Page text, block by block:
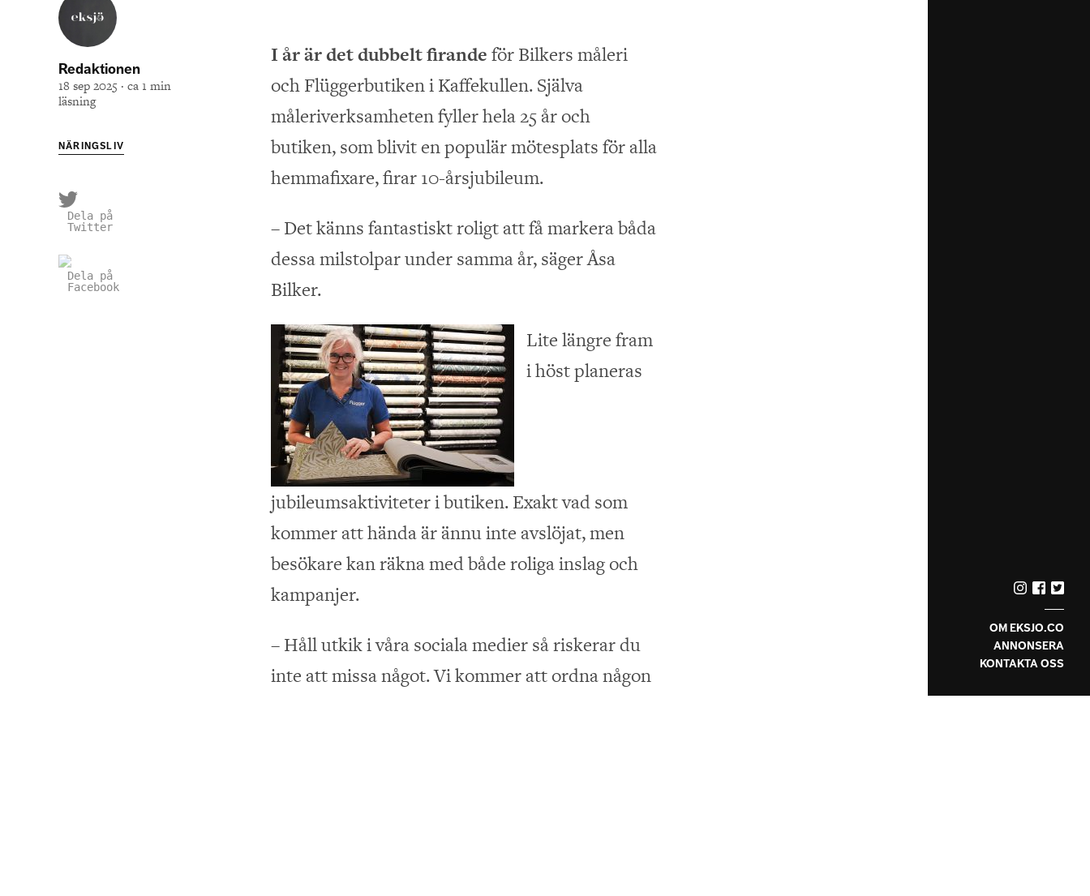
OM EKSJO.CO
ANNONSERA
KONTAKTA OSS
Redaktionen
18 sep 2025 · ca 1 min
läsning
NÄRINGSLIV
Dela på
Twitter
Dela på
Facebook
I år är det dubbelt firandeför Bilkers måleri
och Flüggerbutiken i Kaffekullen. Själva
måleriverksamheten fyller hela 25 år och
butiken, som blivit en populär mötesplats för alla
hemmafixare, firar 10-årsjubileum.
– Det känns fantastiskt roligt att få markera båda
dessa milstolpar under samma år, säger Åsa
Bilker.
Lite längre fram
i höst planeras
jubileumsaktiviteter i butiken. Exakt vad som
kommer att hända är ännu inte avslöjat, men
besökare kan räkna med både roliga inslag och
kampanjer.
– Håll utkik i våra sociala medier så riskerar du
inte att missa något. Vi kommer att ordna någon